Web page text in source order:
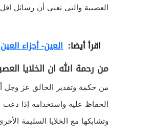
العصبية والتى تعنى أن رسائل
اقرأ أيضا: العين- أجزاء العين
من رحمة الله ان الخلايا
من حكمة وتقدير الخالق عز وجل
الحفاظ علية واستخدامه إذا دعت
وتشابكها مع الخلايا السليمة